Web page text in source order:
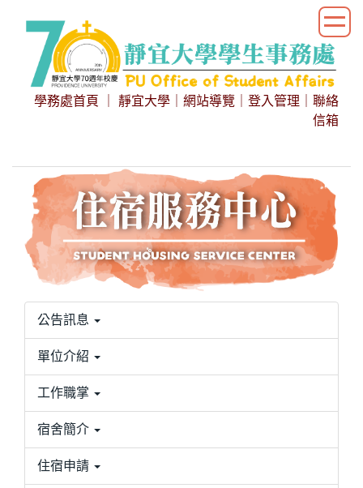
學務處首頁 靜宜大學 網站導覽 登入管理
聯絡
信箱
公告訊息
單位介紹
工作職掌
宿舍簡介
住宿申請